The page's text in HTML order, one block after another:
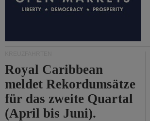
Royal Caribbean
meldet Rekordumsätze
für das zweite Quartal
(April bis Juni).